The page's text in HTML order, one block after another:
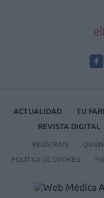
ACTUALIDAD TU
REVISTA DIGITAL
REGÍSTRATE
POLÍTICA DE COOKIES